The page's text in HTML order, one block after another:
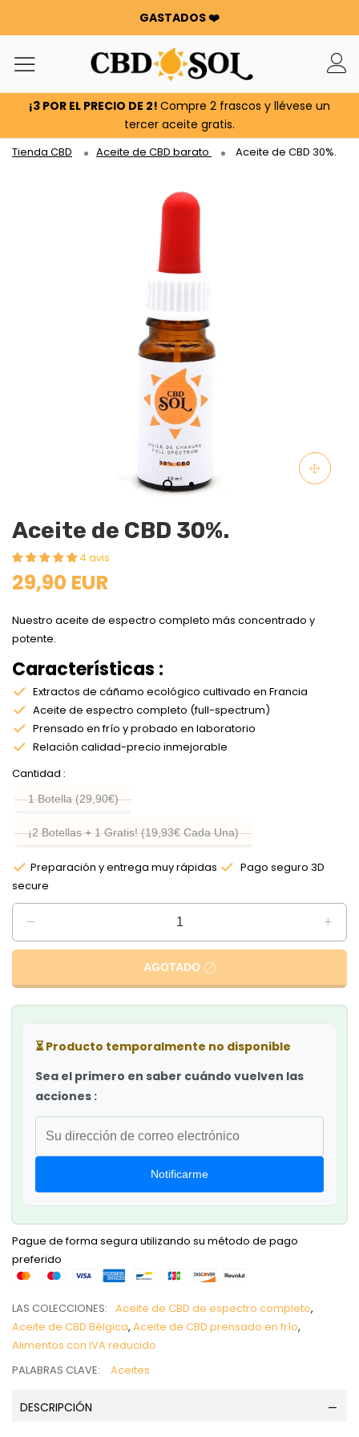
GASTADOS ❤️
WATERMELON ¡CBD A PARTIR DE 0,30 €/g 🍉!
LOS PEDIDOS SE HAN DUPLICADO ✨
100 G DE FLORES O RESINAS DE REGALO POR CADA 100 €
GASTADOS ❤️
WATERMELON ¡CBD A PARTIR DE 0,30 €/g 🍉!
LOS PEDIDOS SE HAN DUPLICADO ✨
100 G DE FLORES O RESINAS DE REGALO POR CADA 100 €
¡3 POR EL PRECIO DE 2! Compre 2 frascos y llévese un
tercer aceite gratis.
Tienda CBD Aceite de CBD barato Aceite de CBD 30%.
Aceite de CBD 30%.
4 avis
29,90 EUR
Nuestro aceite de espectro completo más concentrado y
potente.
Características :
Extractos de cáñamo ecológico cultivado en Francia
Aceite de espectro completo (full-spectrum)
Prensado en frío y probado en laboratorio
Relación calidad-precio inmejorable
Cantidad
1 Botella (29,90€)
¡2 Botellas + 1 Gratis! (19,93€ Cada Una)
Preparación y entrega muy rápidas
Pago seguro 3D
secure
AGOTADO
⏳Producto temporalmente no disponible
Sea el primero en saber cuándo vuelven las
acciones :
Notificarme
Pague de forma segura utilizando su método de pago
preferido
LAS COLECCIONES: Aceite de CBD de espectro completo,
Aceite de CBD Bélgica, Aceite de CBD prensado en frío,
Alimentos con IVA reducido
PALABRAS CLAVE:
Aceites
DESCRIPCIÓN